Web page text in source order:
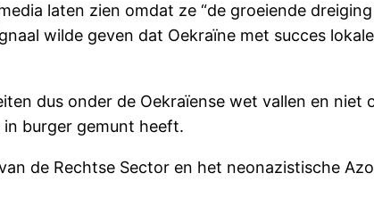
laten zien omdat ze “de groeiende
wilde geven dat Oekraïne met succes
dus onder de Oekraïense wet vallen en
burger gemunt heeft.
de Rechtse Sector en het neonazistische